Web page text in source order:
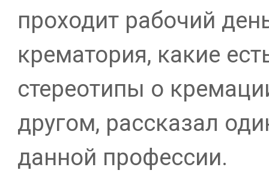
проходит рабочий
крематория, какие
стереотипы о
другом, рассказал
данной профессии.